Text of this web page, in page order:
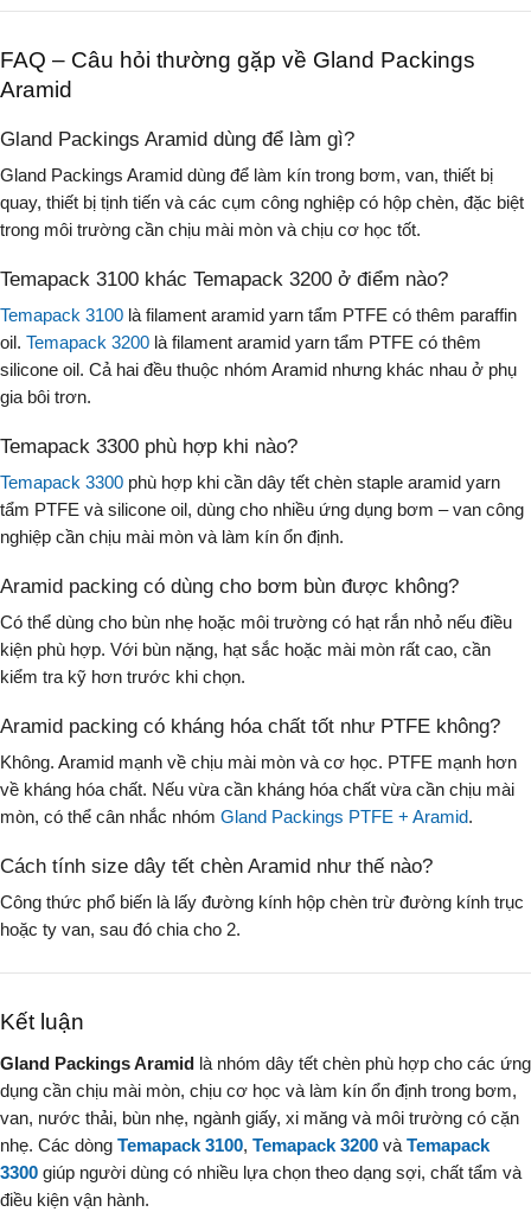
FAQ – Câu hỏi thường gặp về Gland Packings
Aramid
Gland Packings Aramid dùng để làm gì?
Gland Packings Aramid dùng để làm kín trong bơm, van, thiết bị
quay, thiết bị tịnh tiến và các cụm công nghiệp có hộp chèn, đặc biệt
trong môi trường cần chịu mài mòn và chịu cơ học tốt.
Temapack 3100 khác Temapack 3200 ở điểm nào?
Temapack 3100 là filament aramid yarn tẩm PTFE có thêm paraffin
oil. Temapack 3200 là filament aramid yarn tẩm PTFE có thêm
silicone oil. Cả hai đều thuộc nhóm Aramid nhưng khác nhau ở phụ
gia bôi trơn.
Temapack 3300 phù hợp khi nào?
Temapack 3300 phù hợp khi cần dây tết chèn staple aramid yarn
tẩm PTFE và silicone oil, dùng cho nhiều ứng dụng bơm – van công
nghiệp cần chịu mài mòn và làm kín ổn định.
Aramid packing có dùng cho bơm bùn được không?
Có thể dùng cho bùn nhẹ hoặc môi trường có hạt rắn nhỏ nếu điều
kiện phù hợp. Với bùn nặng, hạt sắc hoặc mài mòn rất cao, cần
kiểm tra kỹ hơn trước khi chọn.
Aramid packing có kháng hóa chất tốt như PTFE không?
Không. Aramid mạnh về chịu mài mòn và cơ học. PTFE mạnh hơn
về kháng hóa chất. Nếu vừa cần kháng hóa chất vừa cần chịu mài
mòn, có thể cân nhắc nhóm Gland Packings PTFE + Aramid.
Cách tính size dây tết chèn Aramid như thế nào?
Công thức phổ biến là lấy đường kính hộp chèn trừ đường kính trục
hoặc ty van, sau đó chia cho 2.
Kết luận
Gland Packings Aramid
là nhóm dây tết chèn phù hợp cho các ứng
dụng cần chịu mài mòn, chịu cơ học và làm kín ổn định trong bơm,
van, nước thải, bùn nhẹ, ngành giấy, xi măng và môi trường có cặn
nhẹ. Các dòng Temapack 3100, Temapack 3200 và Temapack
3300 giúp người dùng có nhiều lựa chọn theo dạng sợi, chất tẩm và
điều kiện vận hành.